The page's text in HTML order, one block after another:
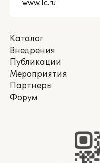
Каталог
Внедрения
Публикации
Мероприятия
Партнеры
Форум